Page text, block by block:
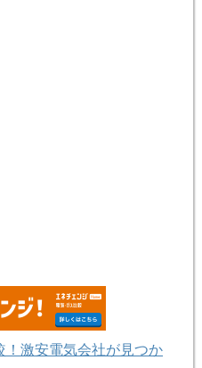
激安電気会社が見つか